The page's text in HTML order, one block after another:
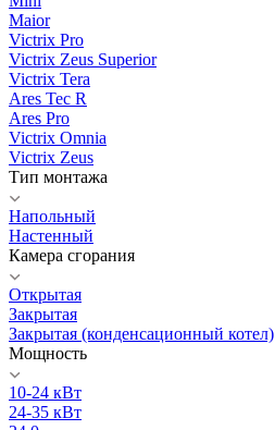
Maior
Victrix Pro
Victrix Zeus Superior
Victrix Tera
Ares Tec R
Ares Pro
Victrix Omnia
Victrix Zeus
Тип монтажа
Напольный
Настенный
Камера сгорания
Открытая
Закрытая
Закрытая (конденсационный котел)
Мощность
10-24 кВт
24-35 кВт